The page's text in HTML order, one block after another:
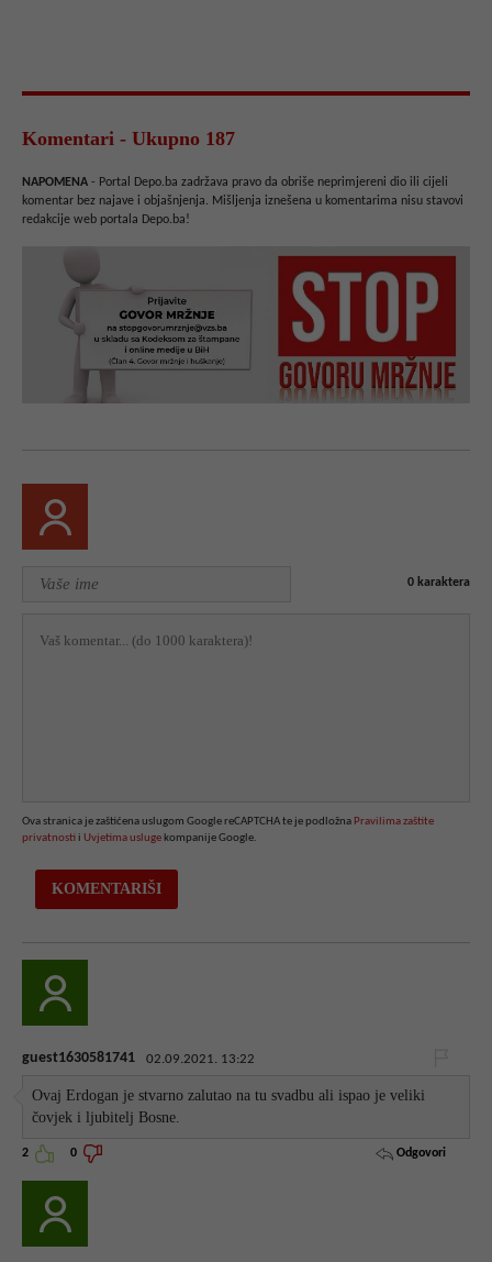
Komentari - Ukupno 187
NAPOMENA - Portal Depo.ba zadržava pravo da obriše neprimjereni dio ili cijeli
komentar bez najave i objašnjenja. Mišljenja iznešena u komentarima nisu stavovi
redakcije web portala Depo.ba!
0 karaktera
Ova stranica je zaštićena uslugom Google reCAPTCHA te je podložna Pravilima zaštite
privatnosti i Uvjetima usluge kompanije Google.
guest1630581741 02.09.2021. 13:22
Ovaj Erdogan je stvarno zalutao na tu svadbu ali ispao je veliki
čovjek i ljubitelj Bosne.
2 0 Odgovori